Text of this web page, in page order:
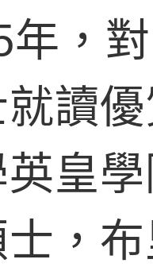
年，
就讀
皇
，